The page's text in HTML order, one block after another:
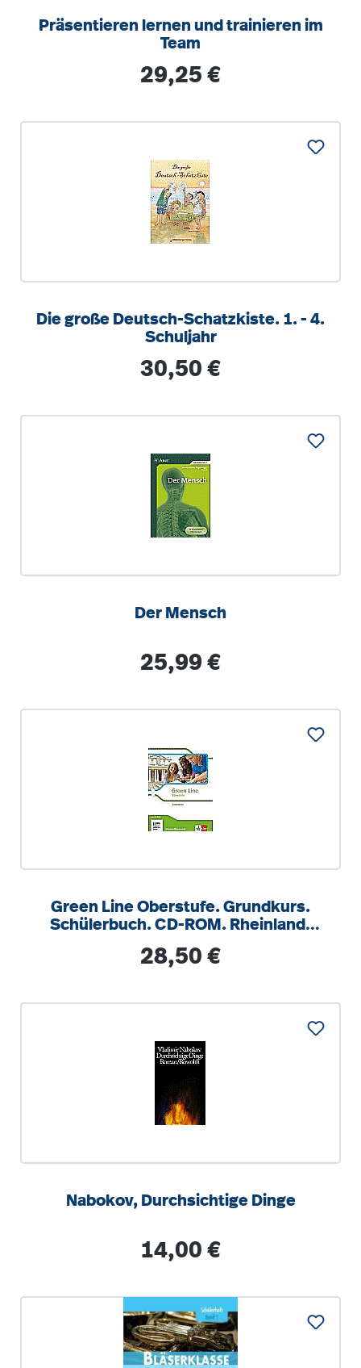
Präsentieren lernen und trainieren im
Team
Regulärer Preis:
29,25 €
Die große Deutsch-Schatzkiste. 1. - 4.
Schuljahr
Regulärer Preis:
30,50 €
Der Mensch
Regulärer Preis:
25,99 €
Green Line Oberstufe. Grundkurs.
Schülerbuch. CD-ROM. Rheinland-
Regulärer Preis:
28,50 €
Nabokov, Durchsichtige Dinge
Regulärer Preis:
14,00 €